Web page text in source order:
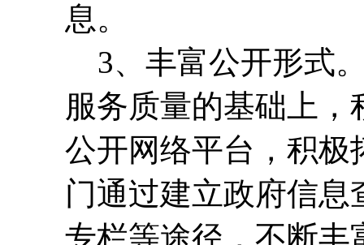
息。
3、丰富公开形式
服务质量的基础上
公开网络平台，积极
门通过建立政府信
专栏等途径，不断丰